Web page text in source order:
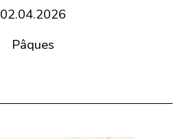
02.04.2026
Pâques